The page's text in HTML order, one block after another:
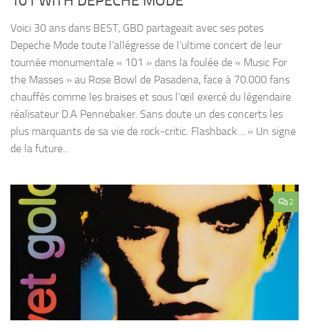
Voici 30 ans dans BEST, GBD partageait avec ses potes
Depeche Mode toute l’allégresse de l’ultime concert de leur
tournée monumentale « 101 » dans la foulée de « Music For
the Masses » au Rose Bowl de Pasadena, face à 70.000 fans
chauffés comme les braises et sous l’œil exercé du légendaire
réalisateur D.A Pennebaker. Sans doute un des concerts les
plus marquants de sa vie de rock-critic. Flashback… « Un signe
de la future...
2